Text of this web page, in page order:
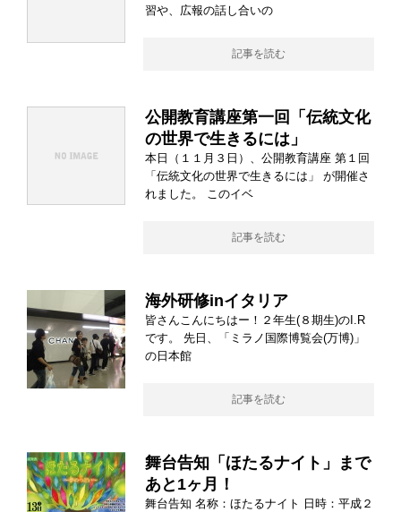
習や、広報の話し合いの
記事を読む
公開教育講座第一回「伝統文化
の世界で生きるには」
本日（１１月３日）、公開教育講座 第１回
「伝統文化の世界で生きるには」 が開催さ
れました。 このイベ
記事を読む
海外研修inイタリア
皆さんこんにちはー！２年生(８期生)のI.R
です。 先日、「ミラノ国際博覧会(万博)」
の日本館
記事を読む
舞台告知「ほたるナイト」まで
あと1ヶ月！
舞台告知 名称：ほたるナイト 日時：平成２